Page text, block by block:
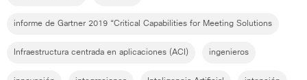
informe de Gartner 2019 “Critical Capabilities for Meeting Solutions
Infraestructura centrada en aplicaciones (ACI) ingenieros